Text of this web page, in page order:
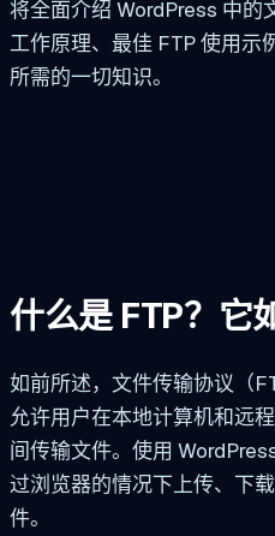
将全面介绍 WordPress 中的
工作原理、最佳 FTP 使用示
所需的一切知识。
什么是 FTP？它
如前所述，文件传输协议（
允许用户在本地计算机和远
间传输文件。使用
过浏览器的情况下上传、下
件。